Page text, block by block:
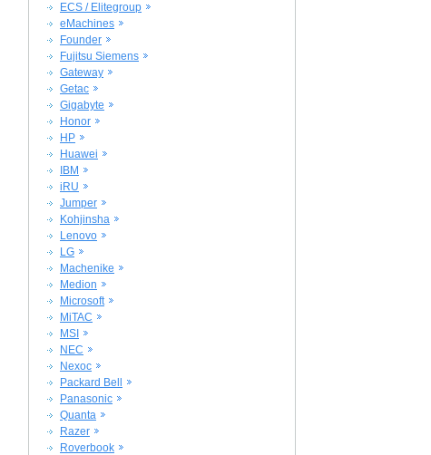
ECS / Elitegroup
eMachines
Founder
Fujitsu Siemens
Gateway
Getac
Gigabyte
Honor
HP
Huawei
IBM
iRU
Jumper
Kohjinsha
Lenovo
LG
Machenike
Medion
Microsoft
MiTAC
MSI
NEC
Nexoc
Packard Bell
Panasonic
Quanta
Razer
Roverbook